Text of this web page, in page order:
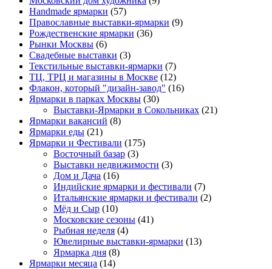
Нandmade ярмарки (57)
Православные выставки-ярмарки (9)
Рождественские ярмарки (36)
Рынки Москвы (6)
Свадебные выставки (3)
Текстильные выставки-ярмарки (7)
ТЦ, ТРЦ и магазины в Москве (12)
Флакон, который "дизайн-завод" (16)
Ярмарки в парках Москвы (30)
Выставки-Ярмарки в Сокольниках (21)
Ярмарки вакансий (8)
Ярмарки еды (21)
Ярмарки и Фестивали (175)
Восточный базар (3)
Выставки недвижимости (3)
Дом и Дача (16)
Индийские ярмарки и фестивали (7)
Итальянские ярмарки и фестивали (2)
Мёд и Сыр (10)
Московские сезоны (41)
Рыбная неделя (4)
Ювелирные выставки-ярмарки (13)
Ярмарка дня (8)
Ярмарки месяца (14)